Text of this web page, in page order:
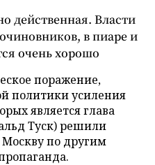
действенная. Власти
в пиаре и
очень хорошо
поражение,
политики усиления
является глава
Туск) решили
по другим